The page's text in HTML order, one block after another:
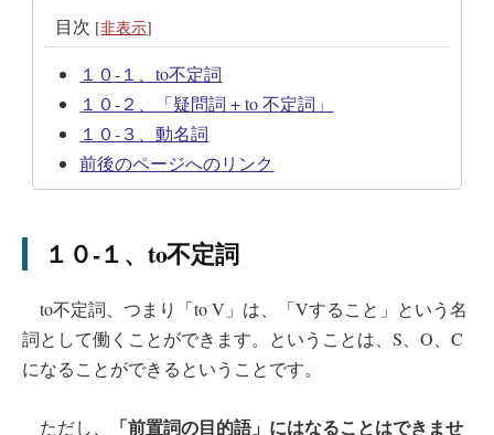
目次 [非表示]
１０-１、to不定詞
１０-２、「疑問詞 + to 不定詞」
１０-３、動名詞
前後のページへのリンク
１０-１、to不定詞
to不定詞、つまり「to V」は、「Vすること」という名
詞として働くことができます。ということは、S、O、C
になることができるということです。
ただし、
「前置詞の目的語」にはなることはできませ